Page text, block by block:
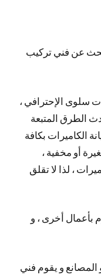
عن فني تركيب
سلوى الإحترافي ،
الطرق المتبعة
الكاميرات بكافة
أو مخفية ،
، لذا لا تقلق
بأعمال أخرى ، و
و يقوم فني